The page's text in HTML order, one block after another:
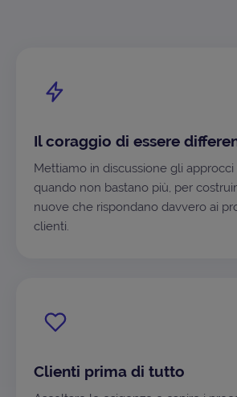
Il coraggio di essere
Mettiamo in discussione gli
quando non bastano più, per
nuove che rispondano davvero ai
clienti.
Clienti prima di tutto